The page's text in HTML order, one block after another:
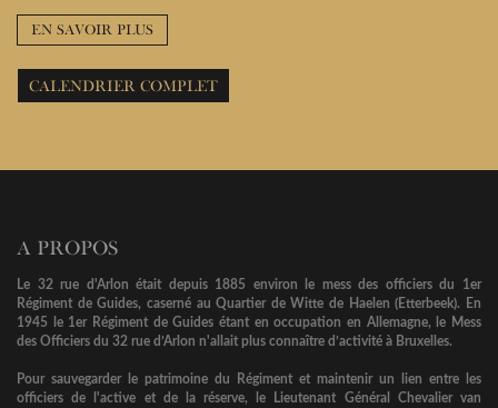
EN SAVOIR PLUS
CALENDRIER COMPLET
A PROPOS
Le 32 rue d'Arlon était depuis 1885 environ le mess des officiers du 1er
Régiment de Guides, caserné au Quartier de Witte de Haelen (Etterbeek). En
1945 le 1er Régiment de Guides étant en occupation en Allemagne, le Mess
des Officiers du 32 rue d’Arlon n'allait plus connaître d’activité à Bruxelles.
Pour sauvegarder le patrimoine du Régiment et maintenir un lien entre les
officiers de l'active et de la réserve, le Lieutenant Général Chevalier van